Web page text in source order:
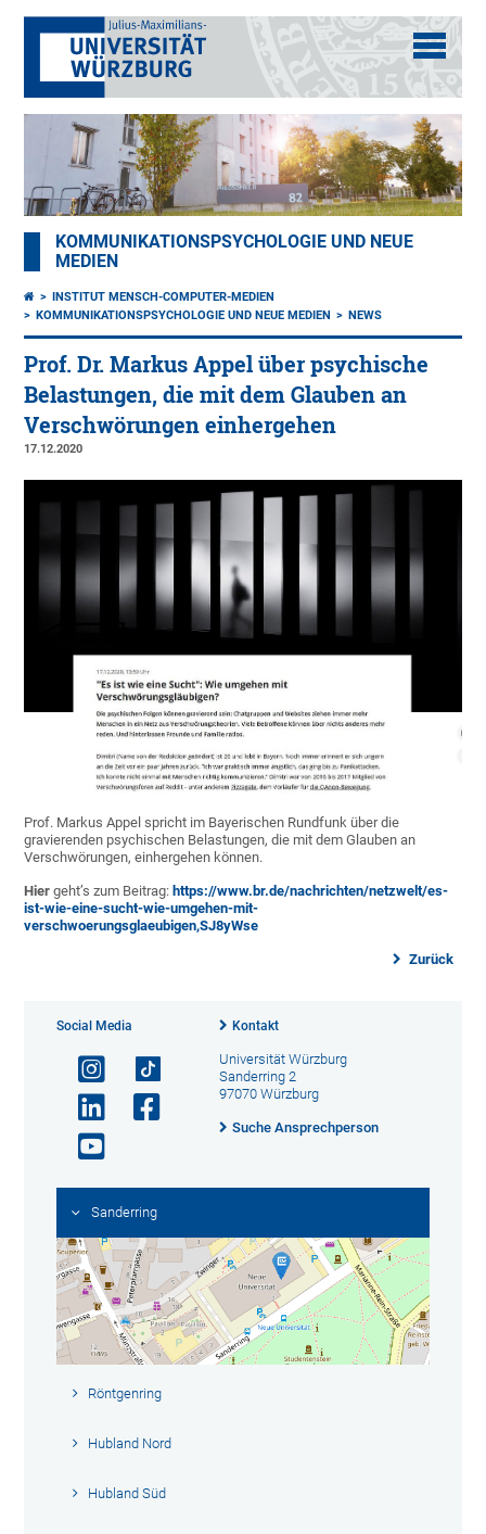
KOMMUNIKATIONSPSYCHOLOGIE UND NEUE
MEDIEN
INSTITUT MENSCH-COMPUTER-MEDIEN
KOMMUNIKATIONSPSYCHOLOGIE UND NEUE MEDIEN
NEWS
Prof. Dr. Markus Appel über psychische
Belastungen, die mit dem Glauben an
Verschwörungen einhergehen
17.12.2020
Prof. Markus Appel spricht im Bayerischen Rundfunk über die
gravierenden psychischen Belastungen, die mit dem Glauben an
Verschwörungen, einhergehen können.
Hier geht’s zum Beitrag: https://www.br.de/nachrichten/netzwelt/es-
ist-wie-eine-sucht-wie-umgehen-mit-
verschwoerungsglaeubigen,SJ8yWse
Zurück
Social Media Kontakt
Universität Würzburg
Sanderring 2
97070 Würzburg
Suche Ansprechperson
Sanderring
Röntgenring
Hubland Nord
Hubland Süd